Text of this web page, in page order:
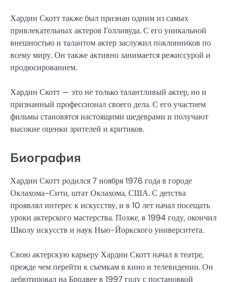
Хардин Скотт также был признан одним из самых
привлекательных актеров Голливуда. С его уникальной
внешностью и талантом актер заслужил поклонников по
всему миру. Он также активно занимается режиссурой и
продюсированием.
Хардин Скотт — это не только талантливый актер, но и
признанный профессионал своего дела. С его участием
фильмы становятся настоящими шедеврами и получают
высокие оценки зрителей и критиков.
Биография
Хардин Скотт родился 7 ноября 1976 года в городе
Оклахома-Сити, штат Оклахома, США. С детства
проявлял интерес к искусству, и в 10 лет начал посещать
уроки актерского мастерства. Позже, в 1994 году, окончил
Школу искусств и наук Нью-Йоркского университета.
Свою актерскую карьеру Хардин Скотт начал в театре,
прежде чем перейти к съемкам в кино и телевидении. Он
дебютировал на Бродвее в 1997 году с постановкой